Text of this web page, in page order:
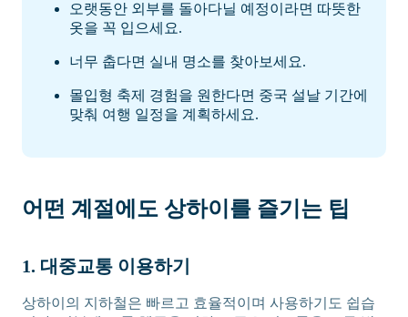
오랫동안 외부를 돌아다닐 예정이라면 따뜻한
옷을 꼭 입으세요.
너무 춥다면 실내 명소를 찾아보세요.
몰입형 축제 경험을 원한다면 중국 설날 기간에
맞춰 여행 일정을 계획하세요.
어떤 계절에도 상하이를 즐기는 팁
1. 대중교통 이용하기
상하이의 지하철은 빠르고 효율적이며 사용하기도 쉽습